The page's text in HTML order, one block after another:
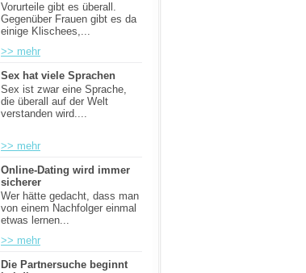
Vorurteile gibt es überall.
Gegenüber Frauen gibt es da
einige Klischees,...
>> mehr
Sex hat viele Sprachen
Sex ist zwar eine Sprache,
die überall auf der Welt
verstanden wird....
>> mehr
Online-Dating wird immer
sicherer
Wer hätte gedacht, dass man
von einem Nachfolger einmal
etwas lernen...
>> mehr
Die Partnersuche beginnt